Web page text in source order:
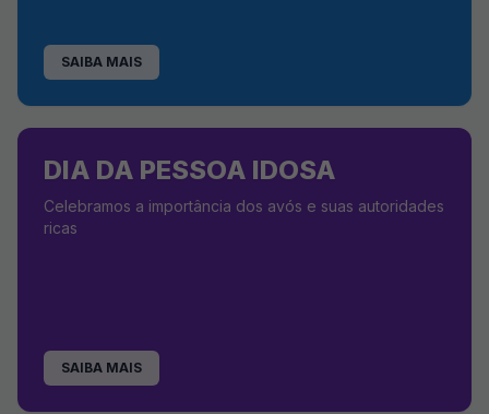
SAIBA MAIS
DIA DA PESSOA IDOSA
Celebramos a importância dos avós e suas autoridades
ricas
SAIBA MAIS